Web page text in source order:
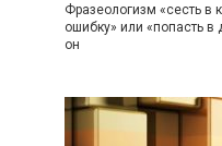
Фразеологизм «сесть в
ошибку» или «попасть
он